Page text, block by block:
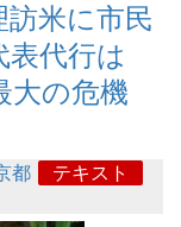
米に市民
代行は
大の危機
都
テキスト